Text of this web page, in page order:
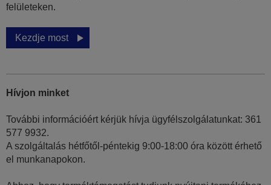
felületeken.
Kezdje most
Hívjon minket
További információért kérjük hívja ügyfélszolgálatunkat: 361
577 9932.
A szolgáltalás hétfőtől-péntekig 9:00-18:00 óra között érhető
el munkanapokon.